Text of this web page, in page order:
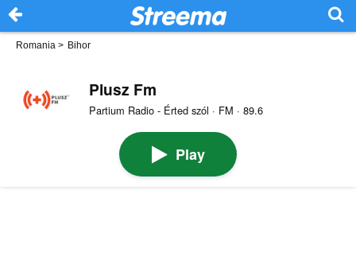
Romania > Bihor
Plusz Fm
Partium Radio - Érted szól · FM · 89.6
Play